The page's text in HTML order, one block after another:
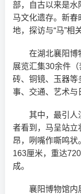
部，自古以来是水
马文化遗存。新
地，探访与“马”相
在湖北襄阳博
展览汇集30余件
砖、铜镜、玉器等
事、交通、艺术与
其中，最引人
者看到，马呈站立
昂，咧嘴作嘶鸣状
163厘米，重达
成。
襄阳博物馆内